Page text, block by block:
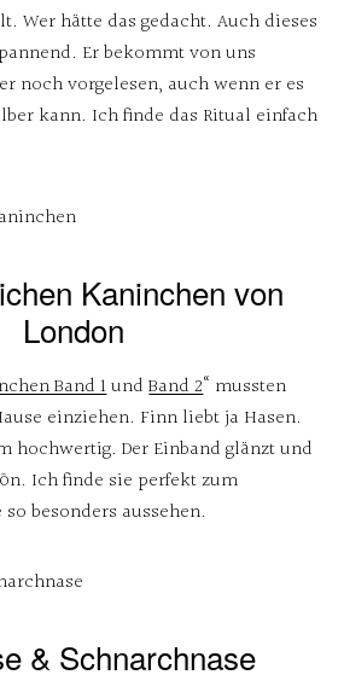
Wer hätte das gedacht. Auch dieses
Er bekommt von uns
noch vorgelesen, auch wenn er es
kann. Ich finde das Ritual einfach
Kaninchen von
London
Band 1undBand 2“ mussten
einziehen. Finn liebt ja Hasen.
hochwertig. Der Einband glänzt und
Ich finde sie perfekt zum
besonders aussehen.
& Schnarchnase